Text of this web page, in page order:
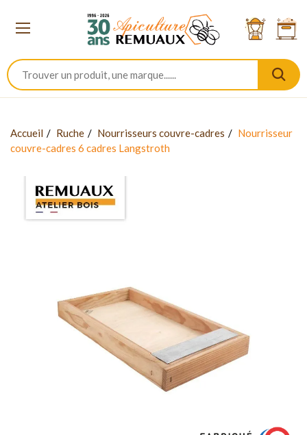
Accueil Ruche Nourrisseurs couvre-cadres
Nourrisseur
couvre-cadres 6 cadres Langstroth